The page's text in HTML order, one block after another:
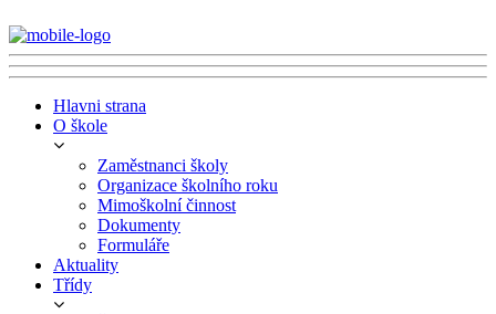
Hlavni strana
O škole
Zaměstnanci školy
Organizace školního roku
Mimoškolní činnost
Dokumenty
Formuláře
Aktuality
Třídy